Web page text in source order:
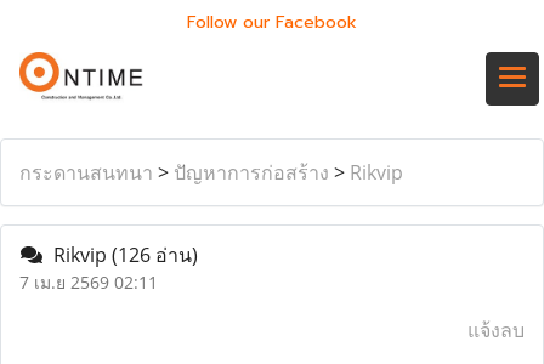
Follow our Facebook
กระดานสนทนา > ปัญหาการก่อสร้าง > Rikvip
Rikvip (126 อ่าน)
7 เม.ย 2569 02:11
แจ้งลบ